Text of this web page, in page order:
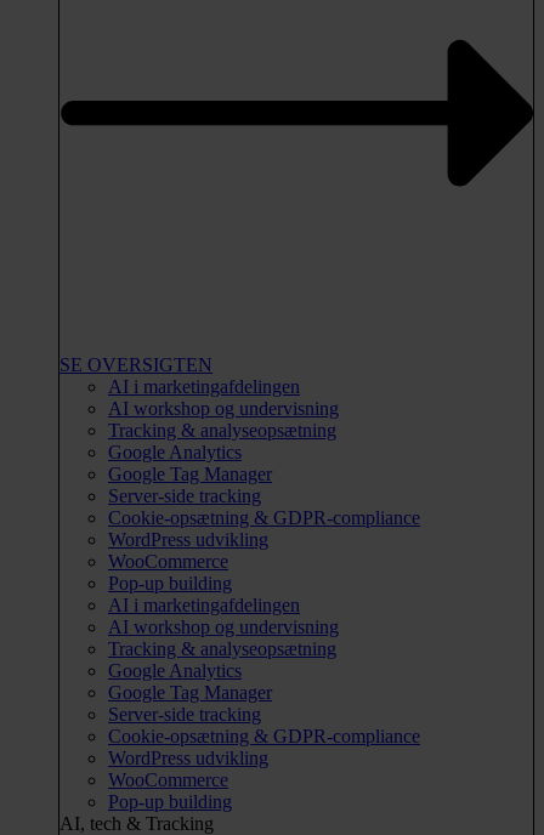
SE OVERSIGTEN
AI i marketingafdelingen
AI workshop og undervisning
Tracking & analyseopsætning
Google Analytics
Google Tag Manager
Server-side tracking
Cookie-opsætning & GDPR-compliance
WordPress udvikling
WooCommerce
Pop-up building
AI i marketingafdelingen
AI workshop og undervisning
Tracking & analyseopsætning
Google Analytics
Google Tag Manager
Server-side tracking
Cookie-opsætning & GDPR-compliance
WordPress udvikling
WooCommerce
Pop-up building
AI, tech & Tracking